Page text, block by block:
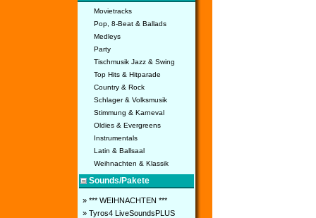
Movietracks
Pop, 8-Beat & Ballads
Medleys
Party
Tischmusik Jazz & Swing
Top Hits & Hitparade
Country & Rock
Schlager & Volksmusik
Stimmung & Karneval
Oldies & Evergreens
Instrumentals
Latin & Ballsaal
Weihnachten & Klassik
Sounds/Pakete
» *** WEIHNACHTEN ***
» Tyros4 LiveSoundsPLUS